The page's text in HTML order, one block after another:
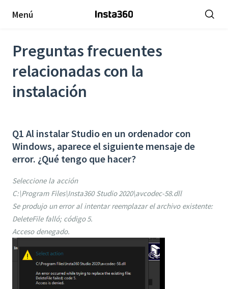
Menú
Preguntas frecuentes
relacionadas con la
instalación
Q1 Al instalar Studio en un ordenador con
Windows, aparece el siguiente mensaje de
error. ¿Qué tengo que hacer?
Seleccione la acción
C:\Program Files\Insta360 Studio 2020\avcodec-58.dll
Se produjo un error al intentar reemplazar el archivo existente:
DeleteFile falló; código 5.
Acceso denegado.